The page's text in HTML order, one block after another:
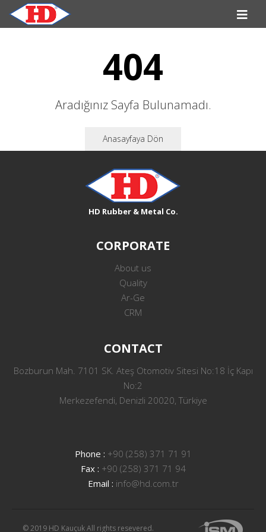
404
Aradığınız Sayfa Bulunamadı.
Anasayfaya Dön
HD Rubber & Metal Co.
CORPORATE
About us
Quality
Ar-Ge
CRM
CONTACT
Bozburun Mah. 7101 SK. Ateş Otomotiv Sitesi No:18 İç Kapı
No:2
Merkezefendi, Denizli 20020, Türkiye
Phone : +90 (258) 371 71 91
Fax : +90 (258) 371 71 94
Email : info@hd.com.tr
© 2019 HD Kauçuk All rights resevered.